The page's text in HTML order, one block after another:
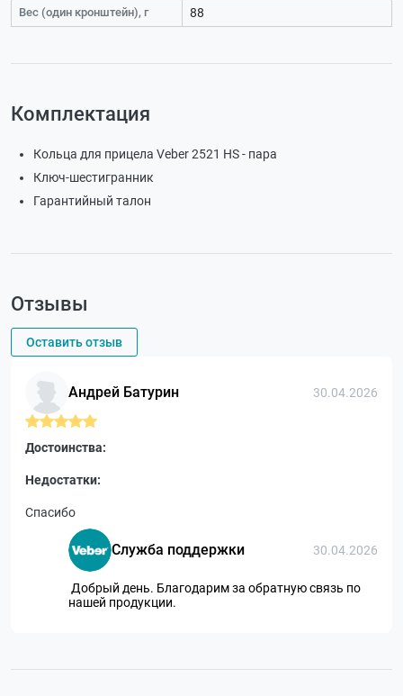
Вес (один кронштейн), г 88
Комплектация
Кольца для прицела Veber 2521 HS - пара
Ключ-шестигранник
Гарантийный талон
Отзывы
Оставить отзыв
Андрей Батурин 30.04.2026
Достоинства:
Недостатки:
Спасибо
Служба поддержки 30.04.2026
Добрый день. Благодарим за обратную связь по
нашей продукции.